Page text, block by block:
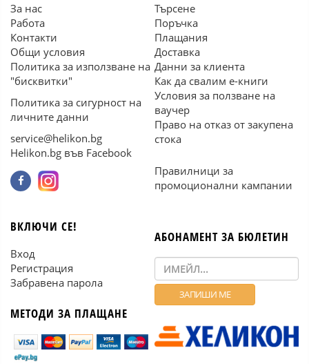
За нас
Работа
Контакти
Общи условия
Политика за използване на
"бисквитки"
Политика за сигурност на
личните данни
service@helikon.bg
Helikon.bg във Facebook
Търсене
Поръчка
Плащания
Доставка
Данни за клиента
Как да свалим е-книги
Условия за ползване на
ваучер
Право на отказ от закупена
стока
Правилници за
промоционални кампании
ВКЛЮЧИ СЕ!
Вход
Регистрация
Забравена парола
МЕТОДИ ЗА ПЛАЩАНЕ
АБОНАМЕНТ ЗА БЮЛЕТИН